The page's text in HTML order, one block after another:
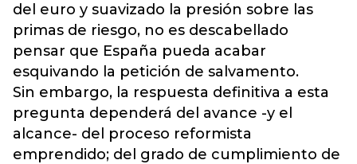
del euro y suavizado la presión sobre las
primas de riesgo, no es descabellado
pensar que España pueda acabar
esquivando la petición de salvamento.
Sin embargo, la respuesta definitiva a esta
pregunta dependerá del avance -y el
alcance- del proceso reformista
emprendido; del grado de cumplimiento de